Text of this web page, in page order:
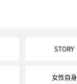
STORY
女性自身